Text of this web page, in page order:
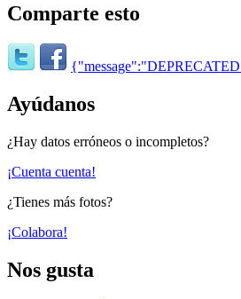
Comparte esto
Ayúdanos
¿Hay datos erróneos o incompletos?
¡Cuenta cuenta!
¿Tienes más fotos?
¡Colabora!
Nos gusta